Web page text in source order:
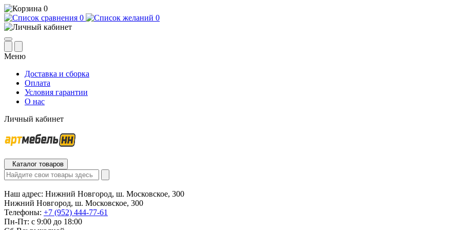
0
0
0
Меню
Доставка и сборка
Оплата
Условия гарантии
О нас
Личный кабинет
Каталог товаров
Наш адрес: Нижний Новгород, ш. Московское, 300
Нижний Новгород, ш. Московское, 300
Телефоны: +7 (952) 444-77-61
Пн-Пт: с 9:00 до 18:00